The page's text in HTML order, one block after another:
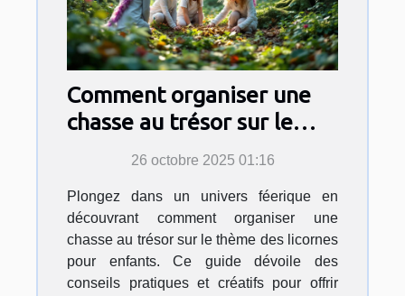
Comment organiser une
chasse au trésor sur le
thème des licornes pour
26 octobre 2025 01:16
Plongez dans un univers féerique en
découvrant comment organiser une
chasse au trésor sur le thème des licornes
pour enfants. Ce guide dévoile des
conseils pratiques et créatifs pour offrir